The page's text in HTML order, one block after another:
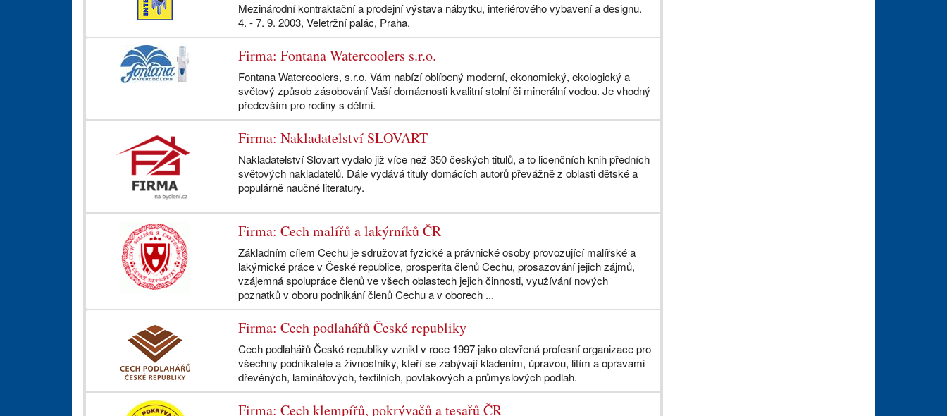
Mezinárodní kontraktační a prodejní výstava nábytku, interiérového vybavení a designu.
4. - 7. 9. 2003, Veletržní palác, Praha.
Firma: Fontana Watercoolers s.r.o.
Fontana Watercoolers, s.r.o. Vám nabízí oblíbený moderní, ekonomický, ekologický a
světový způsob zásobování Vaší domácnosti kvalitní stolní či minerální vodou. Je vhodný
především pro rodiny s dětmi.
Firma: Nakladatelství SLOVART
Nakladatelství Slovart vydalo již více než 350 českých titulů, a to licenčních knih předních
světových nakladatelů. Dále vydává tituly domácích autorů převážně z oblasti dětské a
populárně naučné literatury.
Firma: Cech malířů a lakýrníků ČR
Základním cílem Cechu je sdružovat fyzické a právnické osoby provozující malířské a
lakýrnické práce v České republice, prosperita členů Cechu, prosazování jejich zájmů,
vzájemná spolupráce členů ve všech oblastech jejich činnosti, využívání nových
poznatků v oboru podnikání členů Cechu a v oborech ...
Firma: Cech podlahářů České republiky
Cech podlahářů České republiky vznikl v roce 1997 jako otevřená profesní organizace pro
všechny podnikatele a živnostníky, kteří se zabývají kladením, úpravou, litím a opravami
dřevěných, laminátových, textilních, povlakových a průmyslových podlah.
Firma: Cech klempířů, pokrývačů a tesařů ČR